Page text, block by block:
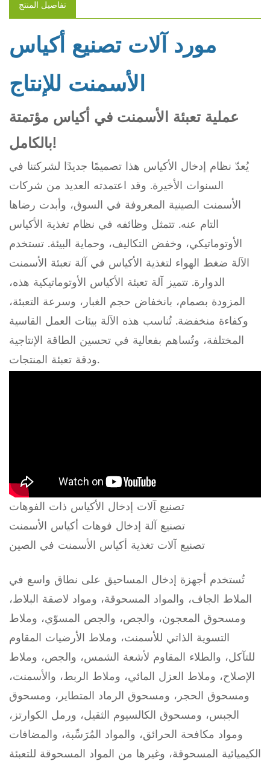
تفاصيل المنتج
مورد آلات تصنيع أكياس
الأسمنت للإنتاج
عملية تعبئة الأسمنت في أكياس مؤتمتة
بالكامل!
يُعدّ نظام إدخال الأكياس هذا تصميمًا جديدًا لشركتنا في
السنوات الأخيرة. وقد اعتمدته العديد من شركات
الأسمنت الصينية المعروفة في السوق، وأبدت رضاها
التام عنه. تتمثل وظائفه في نظام تغذية الأكياس
الأوتوماتيكي، وخفض التكاليف، وحماية البيئة. تستخدم
الآلة ضغط الهواء لتغذية الأكياس في آلة تعبئة الأسمنت
الدوارة. تتميز آلة تعبئة الأكياس الأوتوماتيكية هذه،
المزودة بصمام، بانخفاض حجم الغبار، وسرعة التعبئة،
وكفاءة منخفضة. تُناسب هذه الآلة بيئات العمل القاسية
المختلفة، وتُساهم بفعالية في تحسين الطاقة الإنتاجية
ودقة تعبئة المنتجات.
تصنيع آلات إدخال الأكياس ذات الفوهات
تصنيع آلة إدخال فوهات أكياس الأسمنت
تصنيع آلات تغذية أكياس الأسمنت في الصين
تُستخدم أجهزة إدخال المساحيق على نطاق واسع في
الملاط الجاف، والمواد المسحوقة، ومواد لاصقة البلاط،
ومسحوق المعجون، والجص، والجص المسوّي، وملاط
التسوية الذاتي للأسمنت، وملاط الأرضيات المقاوم
للتآكل، والطلاء المقاوم لأشعة الشمس، والجص، وملاط
الإصلاح، وملاط العزل المائي، وملاط الربط، والأسمنت،
ومسحوق الحجر، ومسحوق الرماد المتطاير، ومسحوق
الجبس، ومسحوق الكالسيوم الثقيل، ورمل الكوارتز،
ومواد مكافحة الحرائق، والمواد المُرَسِّبة، والمضافات
الكيميائية المسحوقة، وغيرها من المواد المسحوقة للتعبئة